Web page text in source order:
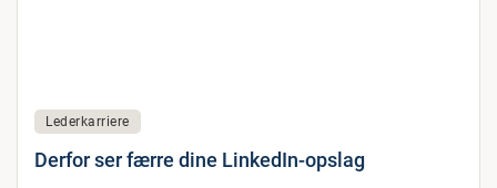
Lederkarriere
Derfor ser færre dine LinkedIn-opslag